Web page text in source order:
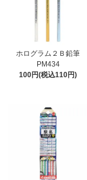
ホログラム２Ｂ鉛筆
PM434
100円(税込110円)